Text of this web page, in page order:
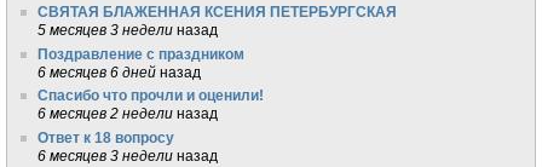
СВЯТАЯ БЛАЖЕННАЯ КСЕНИЯ ПЕТЕРБУРГСКАЯ
5 месяцев 3 недели назад
Поздравление с праздником
6 месяцев 6 дней назад
Спасибо что прочли и оценили!
6 месяцев 2 недели назад
Ответ к 18 вопросу
6 месяцев 3 недели назад